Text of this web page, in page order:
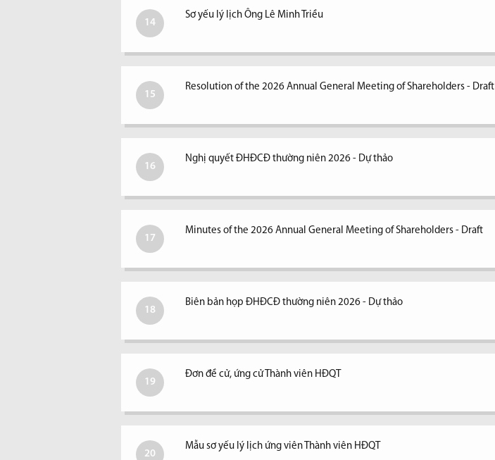
14
Sơ yếu lý lịch Ông Lê Minh Triều
15
Resolution of the 2026 Annual General Meeting of Shareholders - Draft
16
Nghị quyết ĐHĐCĐ thường niên 2026 - Dự thảo
17
Minutes of the 2026 Annual General Meeting of Shareholders - Draft
18
Biên bản họp ĐHĐCĐ thường niên 2026 - Dự thảo
19
Đơn đề cử, ứng cử Thành viên HĐQT
20
Mẫu sơ yếu lý lịch ứng viên Thành viên HĐQT